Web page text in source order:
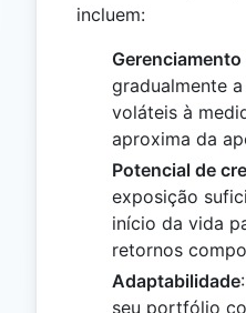
incluem:
gradualmente
voláteis à
aproxima da
Potencial de
exposição
início da vida
retornos
Adaptabilidade
seu portfólio